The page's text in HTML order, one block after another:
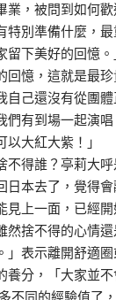
業，被問到如何
特別準備什麼，
留下美好的回憶
憶，這就是最珍
自己還沒有從團
有到場一起演唱
大紅大紫！」
不得誰？亭莉大
日本去了，覺得
見上一面，已經
然捨不得的心情
」表示離開舒適
養分，「大家並不